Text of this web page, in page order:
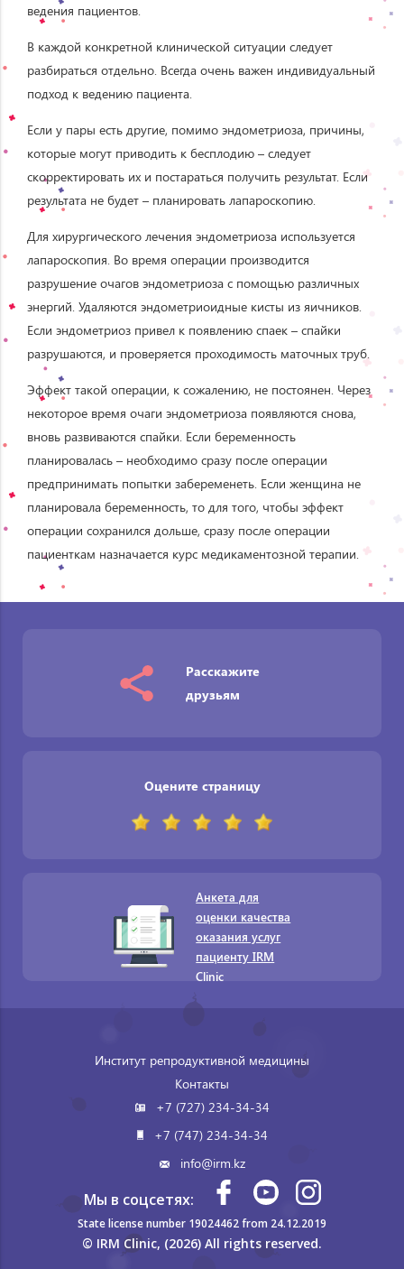
ведения пациентов.
В каждой конкретной клинической ситуации следует
разбираться отдельно. Всегда очень важен индивидуальный
подход к ведению пациента.
Если у пары есть другие, помимо эндометриоза, причины,
которые могут приводить к бесплодию – следует
скорректировать их и постараться получить результат. Если
результата не будет – планировать лапароскопию.
Для хирургического лечения эндометриоза используется
лапароскопия. Во время операции производится
разрушение очагов эндометриоза с помощью различных
энергий. Удаляются эндометриоидные кисты из яичников.
Если эндометриоз привел к появлению спаек – спайки
разрушаются, и проверяется проходимость маточных труб.
Эффект такой операции, к сожалению, не постоянен. Через
некоторое время очаги эндометриоза появляются снова,
вновь развиваются спайки. Если беременность
планировалась – необходимо сразу после операции
предпринимать попытки забеременеть. Если женщина не
планировала беременность, то для того, чтобы эффект
операции сохранился дольше, сразу после операции
пациенткам назначается курс медикаментозной терапии.
Расскажите
друзьям
Оцените страницу
Анкета для
оценки качества
оказания услуг
пациенту IRM
Clinic
Институт репродуктивной медицины
Контакты
+7 (727) 234-34-34
+7 (747) 234-34-34
info@irm.kz
Мы в соцсетях:
State license number 19024462 from 24.12.2019
© IRM Clinic, (2026) All rights reserved.